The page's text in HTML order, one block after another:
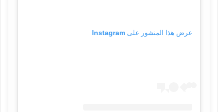
عرض هذا المنشور على Instagram